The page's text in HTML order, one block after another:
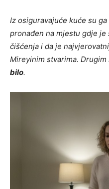
Iz osiguravajuće kuće su
pronađen na mjestu gdje
čišćenja i da je
Mireyinim stvarima. Drugim
bilo.